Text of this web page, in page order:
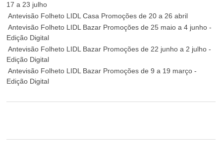
17 a 23 julho
Antevisão Folheto LIDL Casa Promoções de 20 a 26 abril
Antevisão Folheto LIDL Bazar Promoções de 25 maio a 4 junho -
Edição Digital
Antevisão Folheto LIDL Bazar Promoções de 22 junho a 2 julho -
Edição Digital
Antevisão Folheto LIDL Bazar Promoções de 9 a 19 março -
Edição Digital